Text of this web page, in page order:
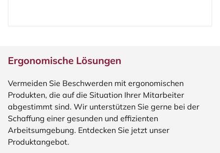
Ergonomische Lösungen
Vermeiden Sie Beschwerden mit ergonomischen
Produkten, die auf die Situation Ihrer Mitarbeiter
abgestimmt sind. Wir unterstützen Sie gerne bei der
Schaffung einer gesunden und effizienten
Arbeitsumgebung. Entdecken Sie jetzt unser
Produktangebot.